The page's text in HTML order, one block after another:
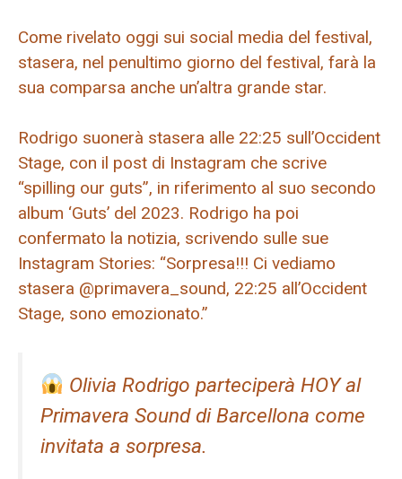
Come rivelato oggi sui social media del festival,
stasera, nel penultimo giorno del festival, farà la
sua comparsa anche un’altra grande star.
Rodrigo suonerà stasera alle 22:25 sull’Occident
Stage, con il post di Instagram che scrive
“spilling our guts”, in riferimento al suo secondo
album ‘Guts’ del 2023. Rodrigo ha poi
confermato la notizia, scrivendo sulle sue
Instagram Stories: “Sorpresa!!! Ci vediamo
stasera @primavera_sound, 22:25 all’Occident
Stage, sono emozionato.”
Olivia Rodrigo parteciperà HOY al
Primavera Sound di Barcellona come
invitata a sorpresa.